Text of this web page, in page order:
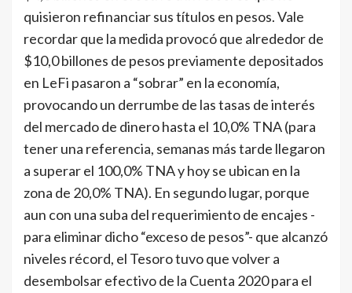
quisieron refinanciar sus títulos en pesos. Vale
recordar que la medida provocó que alrededor de
$10,0 billones de pesos previamente depositados
en LeFi pasaron a “sobrar” en la economía,
provocando un derrumbe de las tasas de interés
del mercado de dinero hasta el 10,0% TNA (para
tener una referencia, semanas más tarde llegaron
a superar el 100,0% TNA y hoy se ubican en la
zona de 20,0% TNA). En segundo lugar, porque
aun con una suba del requerimiento de encajes -
para eliminar dicho “exceso de pesos”- que alcanzó
niveles récord, el Tesoro tuvo que volver a
desembolsar efectivo de la Cuenta 2020 para el